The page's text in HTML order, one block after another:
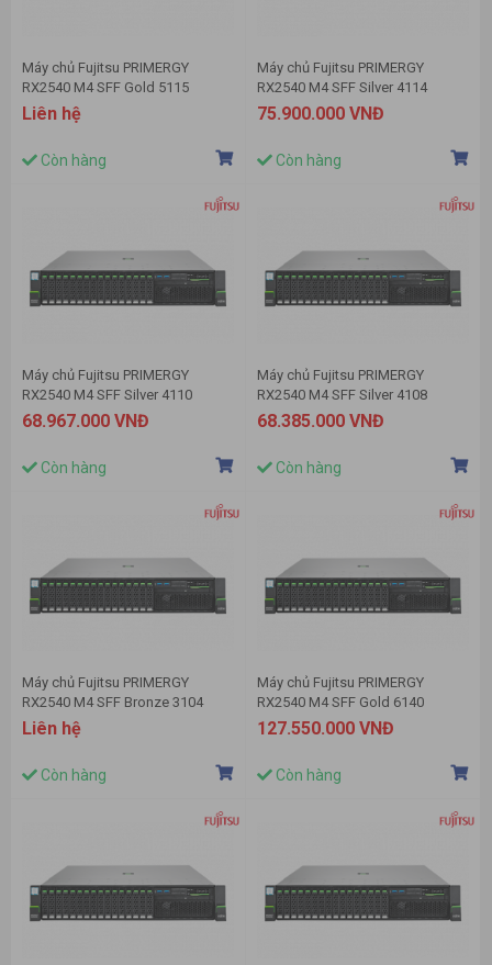
Máy chủ Fujitsu PRIMERGY
RX2540 M4 SFF Gold 5115
Liên hệ
Còn hàng
Máy chủ Fujitsu PRIMERGY
RX2540 M4 SFF Silver 4114
75.900.000 VNĐ
Còn hàng
Máy chủ Fujitsu PRIMERGY
RX2540 M4 SFF Silver 4110
68.967.000 VNĐ
Còn hàng
Máy chủ Fujitsu PRIMERGY
RX2540 M4 SFF Silver 4108
68.385.000 VNĐ
Còn hàng
Máy chủ Fujitsu PRIMERGY
RX2540 M4 SFF Bronze 3104
Liên hệ
Còn hàng
Máy chủ Fujitsu PRIMERGY
RX2540 M4 SFF Gold 6140
127.550.000 VNĐ
Còn hàng